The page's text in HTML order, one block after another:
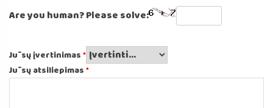
Are you human? Please solve:
Jūsų įvertinimas*
Jūsų atsiliepimas*